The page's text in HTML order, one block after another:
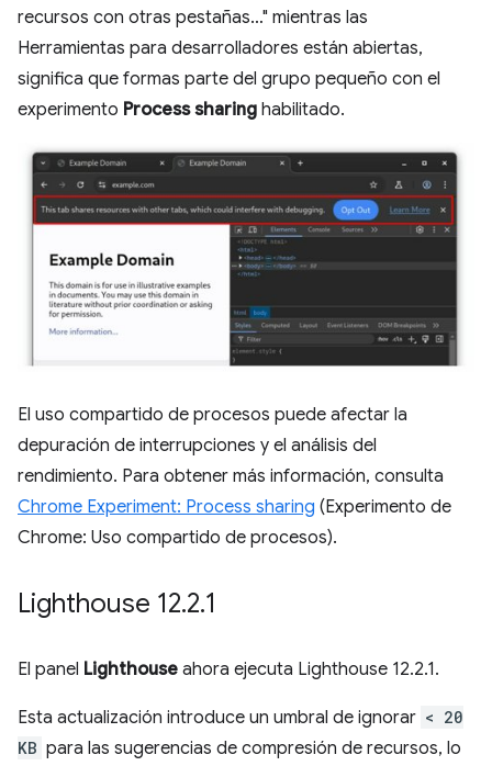
recursos con otras pestañas…" mientras las
Herramientas para desarrolladores están abiertas,
significa que formas parte del grupo pequeño con el
experimento Process sharing habilitado.
El uso compartido de procesos puede afectar la
depuración de interrupciones y el análisis del
rendimiento. Para obtener más información, consulta
Chrome Experiment: Process sharing (Experimento de
Chrome: Uso compartido de procesos).
Lighthouse 12.2.1
El panel Lighthouse ahora ejecuta Lighthouse 12.2.1.
Esta actualización introduce un umbral de ignorar < 20
KB para las sugerencias de compresión de recursos, lo